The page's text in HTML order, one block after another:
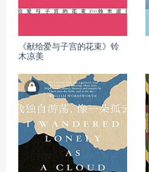
《献给爱与子宫的花束》铃
木凉美